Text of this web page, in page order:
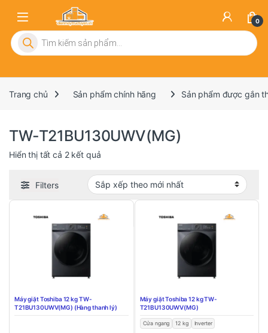
0
Tìm kiếm sản phẩm
Trang chủ Sản phẩm chính hãng Sản phẩm được gắn
TW-T21BU130UWV(MG)
Hiển thị tất cả 2 kết quảĐã sắp xếp theo mới nhất
Filters
Máy giặt Toshiba 12 kg TW-
T21BU130UWV(MG) (Hàng thanh lý)
Máy giặt Toshiba 12 kg TW-
T21BU130UWV(MG)
Cửa ngang 12 kg Inverter